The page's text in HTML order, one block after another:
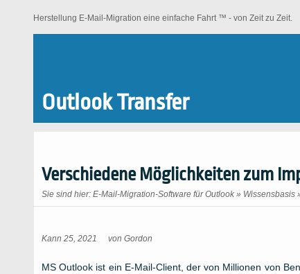
Herstellung E-Mail-Migration eine einfache Fahrt ™ - von Zeit zu Zeit.
Outlook Transfer
Verschiedene Möglichkeiten zum
Sie sind hier: E-Mail-Migration-Software für Outlook » Wissensbasis
Kann 25, 2021 von Gordon
MS Outlook ist ein E-Mail-Client, der von Millionen von